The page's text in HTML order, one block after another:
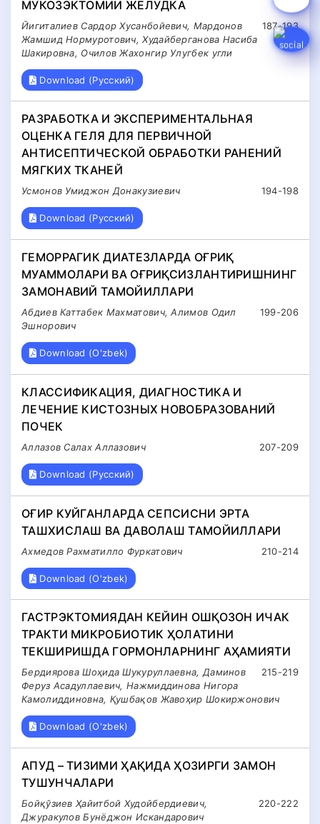
МУКОЗЭКТОМИИ ЖЕЛУДКА
187-193
Йигиталиев Сардор Хусанбойевич, Мардонов
Жамшид Нормуротович, Худайберганова Насиба
Шакировна, Очилов Жахонгир Улугбек угли
Download (Русский)
РАЗРАБОТКА И ЭКСПЕРИМЕНТАЛЬНАЯ
ОЦЕНКА ГЕЛЯ ДЛЯ ПЕРВИЧНОЙ
АНТИСЕПТИЧЕСКОЙ ОБРАБОТКИ РАНЕНИЙ
МЯГКИХ ТКАНЕЙ
194-198
Усмонов Умиджон Донакузиевич
Download (Русский)
ГЕМОРРАГИК ДИАТЕЗЛАРДА ОҒРИҚ
МУАММОЛАРИ ВА ОҒРИҚСИЗЛАНТИРИШНИНГ
ЗАМОНАВИЙ ТАМОЙИЛЛАРИ
199-206
Абдиев Каттабек Махматович, Алимов Одил
Эшнорович
Download (O'zbek)
КЛАССИФИКАЦИЯ, ДИАГНОСТИКА И
ЛЕЧЕНИЕ КИСТОЗНЫХ НОВОБРАЗОВАНИЙ
ПОЧЕК
207-209
Аллазов Салах Аллазович
Download (Русский)
OҒИР КУЙГАНЛАРДА СЕПСИСНИ ЭРТА
ТАШХИСЛАШ ВА ДАВОЛАШ ТАМОЙИЛЛАРИ
210-214
Ахмедов Рахматилло Фуркатович
Download (O'zbek)
ГАСТРЭКТОМИЯДАН КЕЙИН ОШҚОЗОН ИЧАК
ТРАКТИ МИКРОБИОТИК ҲОЛАТИНИ
ТЕКШИРИШДА ГОРМОНЛАРНИНГ АҲАМИЯТИ
215-219
Бердиярова Шоҳида Шукуруллаевна, Даминов
Феруз Асадуллаевич, Нажмиддинова Нигора
Камолиддиновна, Қушбақов Жавоҳир Шокиржонович
Download (O'zbek)
АПУД – ТИЗИМИ ҲАҚИДА ҲОЗИРГИ ЗАМОН
ТУШУНЧАЛАРИ
220-222
Бойқўзиев Ҳайитбой Худойбердиевич,
Джуракулов Бунёджон Искандарович